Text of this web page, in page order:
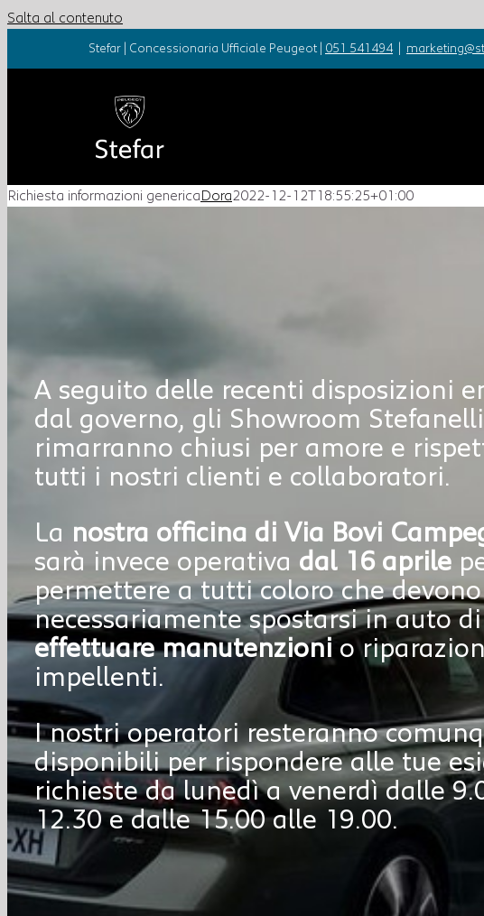
Salta al contenuto
Stefar | Concessionaria Ufficiale Peugeot | 051 541494
Richiesta informazioni generica Dora2022-12-12T18:55:25+01:00
A seguito delle recenti disposizioni
dal governo, gli Showroom
rimarranno chiusi per amore e
tutti i nostri clienti e collaboratori.
La nostra officina di Via Bovi
sarà invece operativa dal 16 aprile
permettere a tutti coloro che devono
necessariamente spostarsi in auto di
effettuare manutenzioni o
impellenti.
I nostri operatori resteranno
disponibili per rispondere alle tue
richieste da lunedì a venerdì dalle
12.30 e dalle 15.00 alle 19.00.